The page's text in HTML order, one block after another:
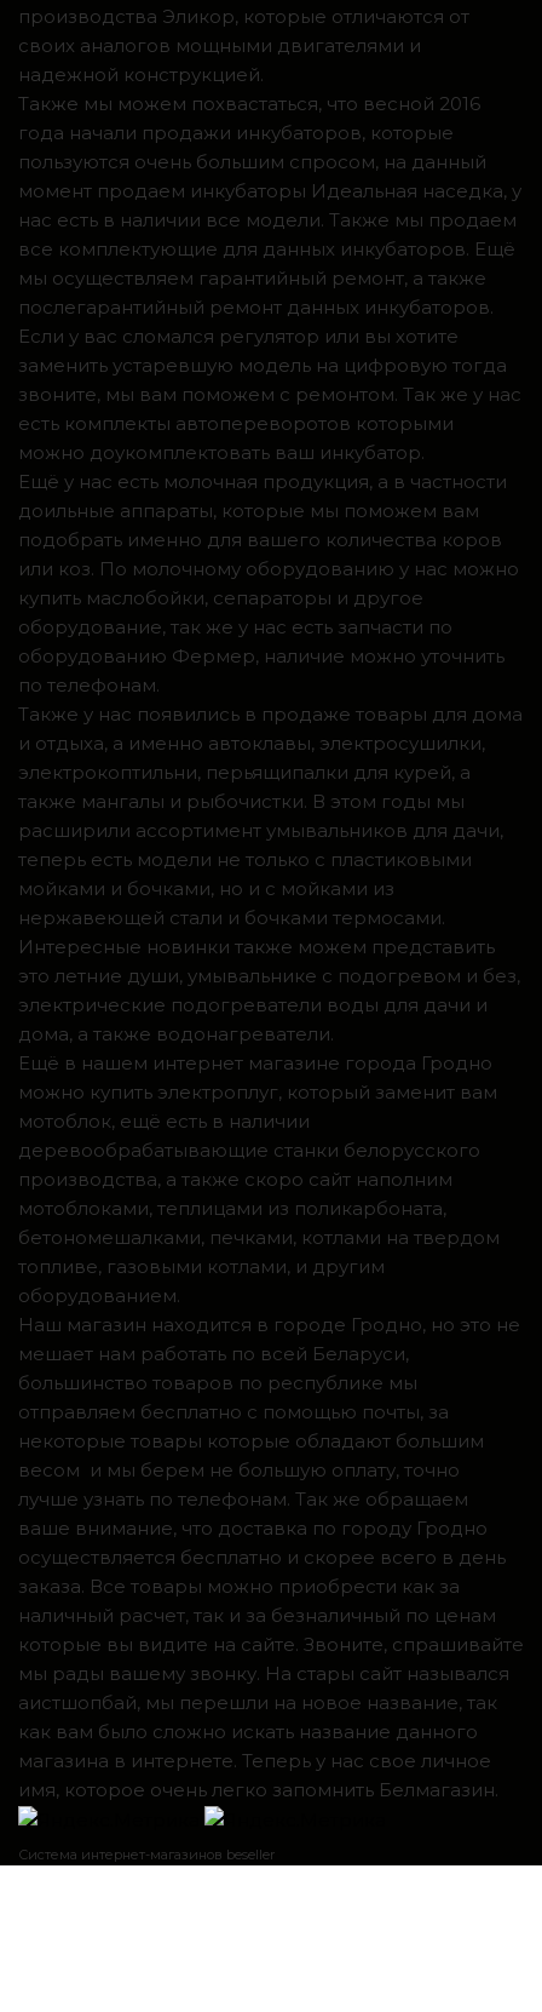
производства Эликор, которые отличаются от
своих аналогов мощными двигателями и
надежной конструкцией.
Также мы можем похвастаться, что весной 2016
года начали продажи инкубаторов, которые
пользуются очень большим спросом, на данный
момент продаем инкубаторы Идеальная наседка, у
нас есть в наличии все модели. Также мы продаем
все комплектующие для данных инкубаторов. Ещё
мы осуществляем гарантийный ремонт, а также
послегарантийный ремонт данных инкубаторов.
Если у вас сломался регулятор или вы хотите
заменить устаревшую модель на цифровую тогда
звоните, мы вам поможем с ремонтом. Так же у нас
есть комплекты автопереворотов которыми
можно доукомплектовать ваш инкубатор.
Ещё у нас есть молочная продукция, а в частности
доильные аппараты, которые мы поможем вам
подобрать именно для вашего количества коров
или коз. По молочному оборудованию у нас можно
купить маслобойки, сепараторы и другое
оборудование, так же у нас есть запчасти по
оборудованию Фермер, наличие можно уточнить
по телефонам.
Также у нас появились в продаже товары для дома
и отдыха, а именно автоклавы, электросушилки,
электрокоптильни, перьящипалки для курей, а
также мангалы и рыбочистки. В этом годы мы
расширили ассортимент умывальников для дачи,
теперь есть модели не только с пластиковыми
мойками и бочками, но и с мойками из
нержавеющей стали и бочками термосами.
Интересные новинки также можем представить
это летние души, умывальнике с подогревом и без,
электрические подогреватели воды для дачи и
дома, а также водонагреватели.
Ещё в нашем интернет магазине города Гродно
можно купить электроплуг, который заменит вам
мотоблок, ещё есть в наличии
деревообрабатывающие станки белорусского
производства, а также скоро сайт наполним
мотоблоками, теплицами из поликарбоната,
бетономешалками, печками, котлами на твердом
топливе, газовыми котлами, и другим
оборудованием.
Наш магазин находится в городе Гродно, но это не
мешает нам работать по всей Беларуси,
большинство товаров по республике мы
отправляем бесплатно с помощью почты, за
некоторые товары которые обладают большим
весом и мы берем не большую оплату, точно
лучше узнать по телефонам. Так же обращаем
ваше внимание, что доставка по городу Гродно
осуществляется бесплатно и скорее всего в день
заказа. Все товары можно приобрести как за
наличный расчет, так и за безналичный по ценам
которые вы видите на сайте. Звоните, спрашивайте
мы рады вашему звонку. На стары сайт назывался
аистшопбай, мы перешли на новое название, так
как вам было сложно искать название данного
магазина в интернете. Теперь у нас свое личное
имя, которое очень легко запомнить Белмагазин.
Система интернет-магазинов beseller